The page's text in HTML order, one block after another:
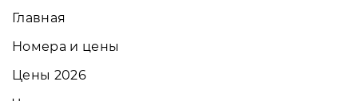
Главная
Номера и цены
Цены 2026